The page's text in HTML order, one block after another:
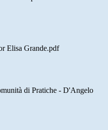
Elisa Grande.pdf
di Pratiche - D'Angelo